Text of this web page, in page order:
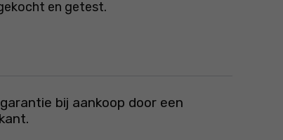
en getest.
bij aankoop door een